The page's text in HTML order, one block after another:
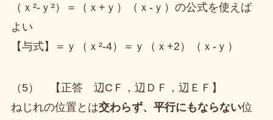
（ｘ²-ｙ²）＝（ｘ+ｙ）（ｘ-ｙ）の公式を使えば
よい
【与式】＝ｙ（ｘ²-4）＝ｙ（ｘ+2）（ｘ-ｙ）
（5） 【正答 辺CＦ，辺ＤＦ，辺ＥＦ】
ねじれの位置とは交わらず、平行にもならない位